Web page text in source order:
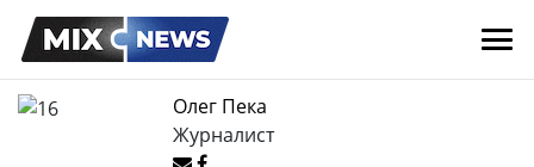
Олег Пека
Журналист